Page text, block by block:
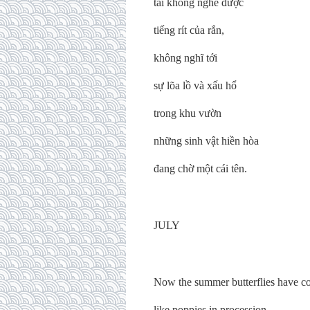
tai không nghe được
tiếng rít của rắn,
không nghĩ tới
sự lõa lồ và xấu hổ
trong khu vườn
những sinh vật hiền hòa
đang chờ một cái tên.
JULY
Now the summer butterflies have